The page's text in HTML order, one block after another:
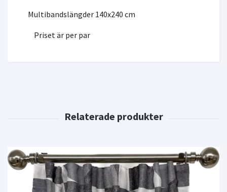
Multibandslängder 140x240 cm
Priset är per par